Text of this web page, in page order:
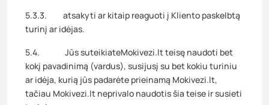
5.3.3. atsakyti ar kitaip reaguoti į Kliento paskelbtą
turinį ar idėjas.
5.4. Jūs suteikiateMokivezi.lt teisę naudoti bet
kokį pavadinimą (vardus), susijusį su bet kokiu turiniu
ar idėja, kurią jūs padarėte prieinamą Mokivezi.lt,
tačiau Mokivezi.lt neprivalo naudotis šia teise ir susieti